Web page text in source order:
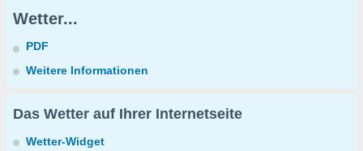
Wetter...
PDF
Weitere Informationen
Das Wetter auf Ihrer Internetseite
Wetter-Widget